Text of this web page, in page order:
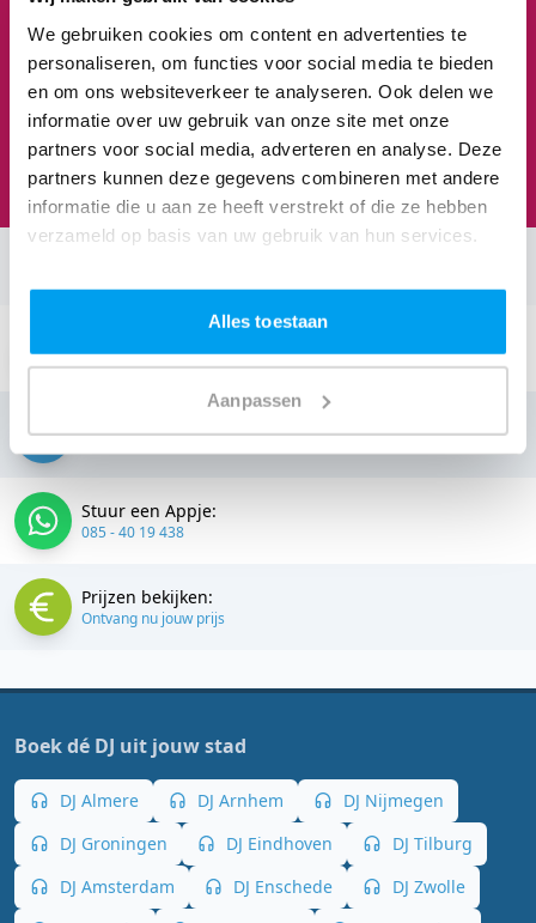
We gebruiken cookies om content en advertenties te
personaliseren, om functies voor social media te bieden
en om ons websiteverkeer te analyseren. Ook delen we
informatie over uw gebruik van onze site met onze
partners voor social media, adverteren en analyse. Deze
partners kunnen deze gegevens combineren met andere
informatie die u aan ze heeft verstrekt of die ze hebben
verzameld op basis van uw gebruik van hun services.
Alles toestaan
Aanpassen
1 3 8 3
Feesten om naar uit te kijken
We staan te popelen!
info@thedjcompany.nl
Stuur een Appje:
085 - 40 19 438
Prijzen bekijken:
Ontvang nu jouw prijs
Boek dé DJ uit jouw stad
DJ Almere DJ Arnhem
DJ Nijmegen
DJ Groningen
DJ Eindhoven
DJ Tilburg
DJ Amsterdam
DJ Enschede
DJ Zwolle